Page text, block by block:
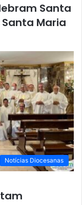
Santa
Maria
Notícias Diocesanas